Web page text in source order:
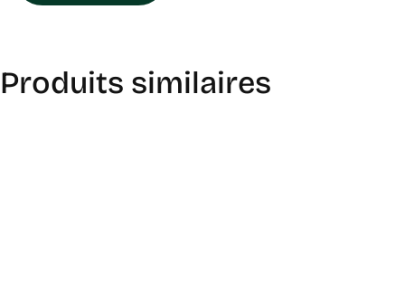
Produits similaires